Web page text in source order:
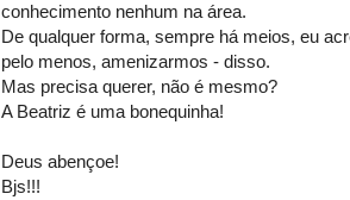
conhecimento nenhum na área.
De qualquer forma, sempre há meios, eu
pelo menos, amenizarmos - disso.
Mas precisa querer, não é mesmo?
A Beatriz é uma bonequinha!
Deus abençoe!
Bjs!!!